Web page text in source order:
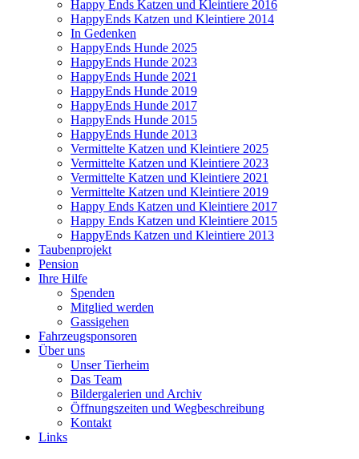
Happy Ends Katzen und Kleintiere 2016
HappyEnds Katzen und Kleintiere 2014
In Gedenken
HappyEnds Hunde 2025
HappyEnds Hunde 2023
HappyEnds Hunde 2021
HappyEnds Hunde 2019
HappyEnds Hunde 2017
HappyEnds Hunde 2015
HappyEnds Hunde 2013
Vermittelte Katzen und Kleintiere 2025
Vermittelte Katzen und Kleintiere 2023
Vermittelte Katzen und Kleintiere 2021
Vermittelte Katzen und Kleintiere 2019
Happy Ends Katzen und Kleintiere 2017
Happy Ends Katzen und Kleintiere 2015
HappyEnds Katzen und Kleintiere 2013
Taubenprojekt
Pension
Ihre Hilfe
Spenden
Mitglied werden
Gassigehen
Fahrzeugsponsoren
Über uns
Unser Tierheim
Das Team
Bildergalerien und Archiv
Öffnungszeiten und Wegbeschreibung
Kontakt
Links